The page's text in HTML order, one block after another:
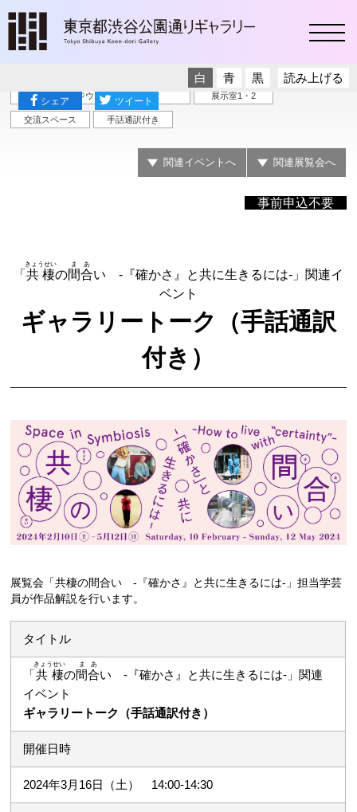
読み上げる
白 青 黒
シェア ツイート
トーク・シンポジウム 展示 展示室1・2
交流スペース 手話通訳付き
関連イベントへ 関連展覧会へ
事前申込不要
「 共棲
きょうせい
の間合
まあ
い -『確かさ』と共に生きるには-」関連イ
ベント
ギャラリートーク（手話通訳
付き）
展覧会「共棲の間合い -『確かさ』と共に生きるには-」担当学芸
員が作品解説を行います。
タイトル
「共棲
きょうせい
の間合
まあ
い -『確かさ』と共に生きるには-」関連
イベント
ギャラリートーク（手話通訳付き）
開催日時
2024年3月16日（土） 14:00-14:30